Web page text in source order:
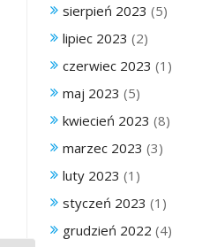
sierpień 2023 (5)
lipiec 2023 (2)
czerwiec 2023 (1)
maj 2023 (5)
kwiecień 2023 (8)
marzec 2023 (3)
luty 2023 (1)
styczeń 2023 (1)
grudzień 2022 (4)